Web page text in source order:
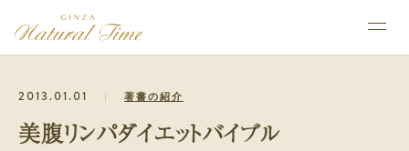
2013.01.01 著書の紹介
美腹リンパダイエットバイブル